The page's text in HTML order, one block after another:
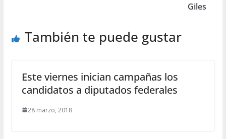
Giles
También te puede gustar
Este viernes inician campañas los
candidatos a diputados federales
28 marzo, 2018